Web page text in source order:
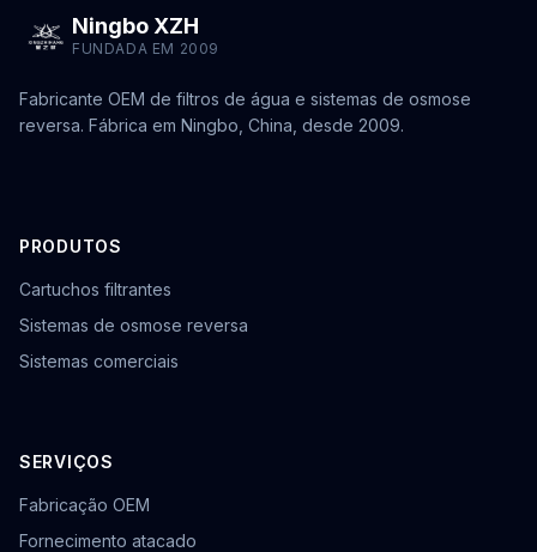
Ningbo XZH
FUNDADA EM 2009
Fabricante OEM de filtros de água e sistemas de osmose
reversa. Fábrica em Ningbo, China, desde 2009.
PRODUTOS
Cartuchos filtrantes
Sistemas de osmose reversa
Sistemas comerciais
SERVIÇOS
Fabricação OEM
Fornecimento atacado